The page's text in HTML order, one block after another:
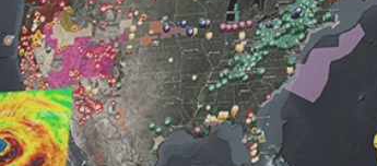
Indoors
Mission
Telecommunications
Water